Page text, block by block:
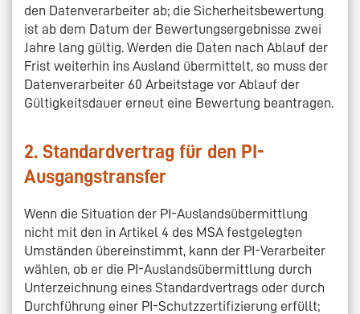
den Datenverarbeiter ab; die Sicherheitsbewertung
ist ab dem Datum der Bewertungsergebnisse zwei
Jahre lang gültig. Werden die Daten nach Ablauf der
Frist weiterhin ins Ausland übermittelt, so muss der
Datenverarbeiter 60 Arbeitstage vor Ablauf der
Gültigkeitsdauer erneut eine Bewertung beantragen.
2. Standardvertrag für den PI-
Ausgangstransfer
Wenn die Situation der PI-Auslandsübermittlung
nicht mit den in Artikel 4 des MSA festgelegten
Umständen übereinstimmt, kann der PI-Verarbeiter
wählen, ob er die PI-Auslandsübermittlung durch
Unterzeichnung eines Standardvertrags oder durch
Durchführung einer PI-Schutzzertifizierung erfüllt;